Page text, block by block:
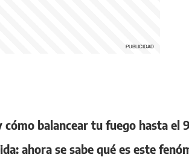
balancear tu fuego hasta el
ahora se sabe qué es este